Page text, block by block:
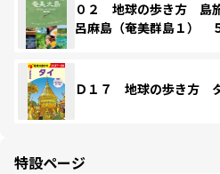
０２ 地球の歩き方
呂麻島（奄美群島１）
Ｄ１７ 地球の歩き方
特設ページ